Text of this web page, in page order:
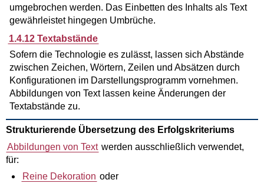
umgebrochen werden. Das Einbetten des Inhalts als Text
gewährleistet hingegen Umbrüche.
1.4.12 Textabstände
Sofern die Technologie es zulässt, lassen sich Abstände
zwischen Zeichen, Wörtern, Zeilen und Absätzen durch
Konfigurationen im Darstellungsprogramm vornehmen.
Abbildungen von Text lassen keine Änderungen der
Textabstände zu.
Strukturierende Übersetzung des Erfolgskriteriums
Abbildungen von Text werden ausschließlich verwendet,
für:
Reine Dekoration oder